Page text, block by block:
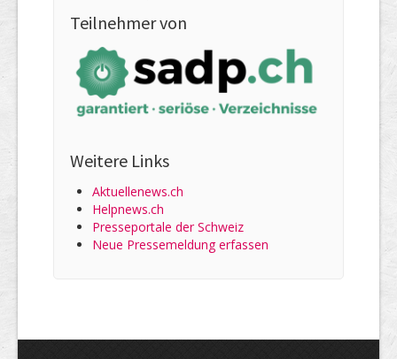
Teilnehmer von
Weitere Links
Aktuellenews.ch
Helpnews.ch
Presseportale der Schweiz
Neue Pressemeldung erfassen